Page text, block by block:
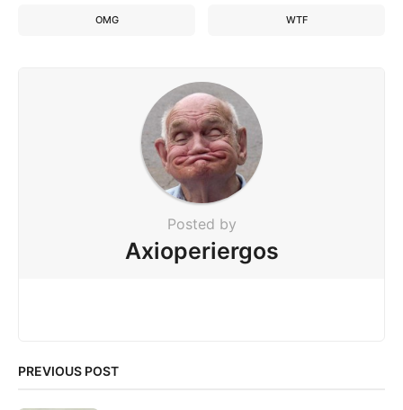
OMG WTF
Posted by
Axioperiergos
PREVIOUS POST